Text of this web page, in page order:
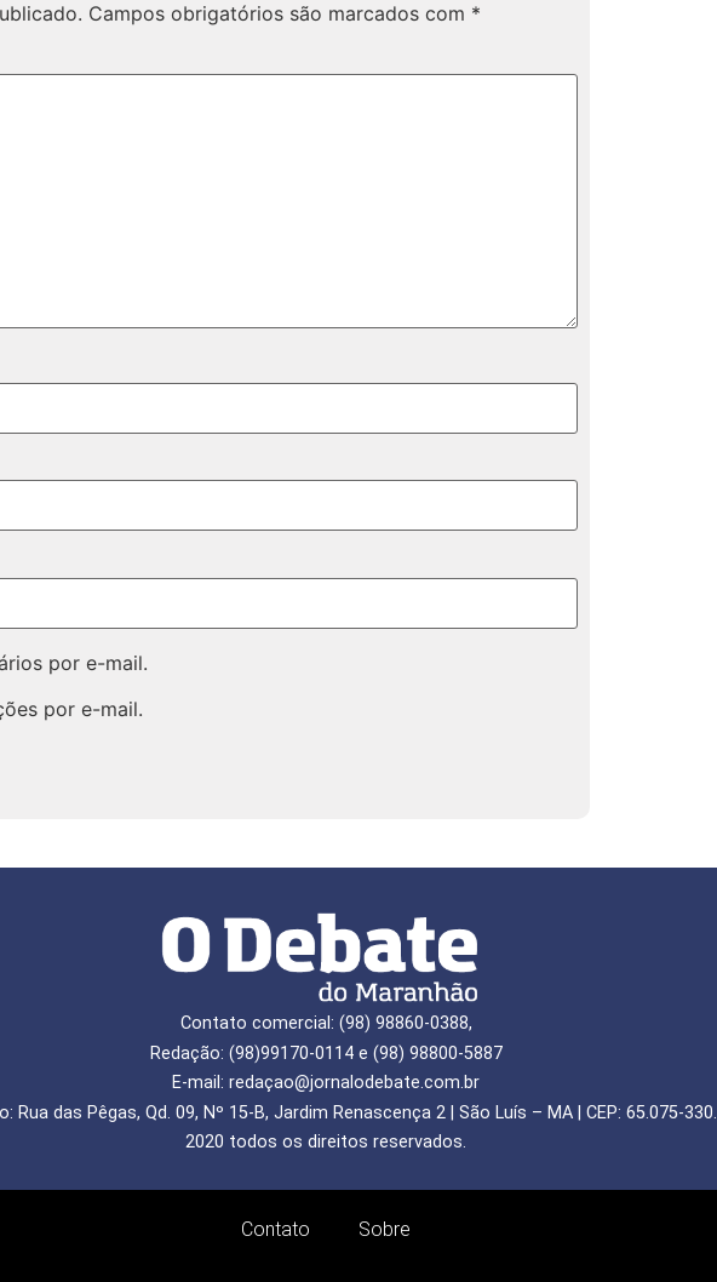
Campos obrigatórios são marcados com *
por e-mail.
por e-mail.
Contato comercial: (98) 98860-0388,
Redação: (98)99170-0114 e (98) 98800-5887
E-mail: redaçao@jornalodebate.com.br
Rua das Pêgas, Qd. 09, Nº 15-B, Jardim Renascença 2 | São Luís – MA | CEP: 65.075-330.
2020 todos os direitos reservados.
Contato Sobre